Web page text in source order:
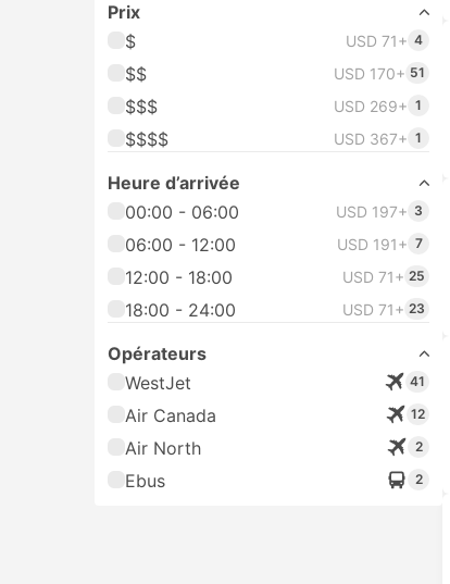
Prix
$
USD 71+ 4
$$ USD 170+ 51
$$$ USD 269+ 1
$$$$ USD 367+ 1
Heure d’arrivée
00:00 - 06:00
USD 197+ 3
06:00 - 12:00 USD 191+ 7
12:00 - 18:00 USD 71+ 25
18:00 - 24:00 USD 71+ 23
Opérateurs
WestJet
41
Air Canada 12
Air North 2
Ebus 2